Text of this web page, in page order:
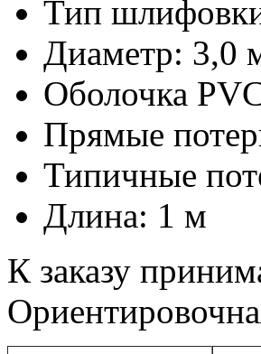
Тип
Диаметр: 3,0
Оболочка
Прямые
Типичные
Длина: 1 м
К заказу